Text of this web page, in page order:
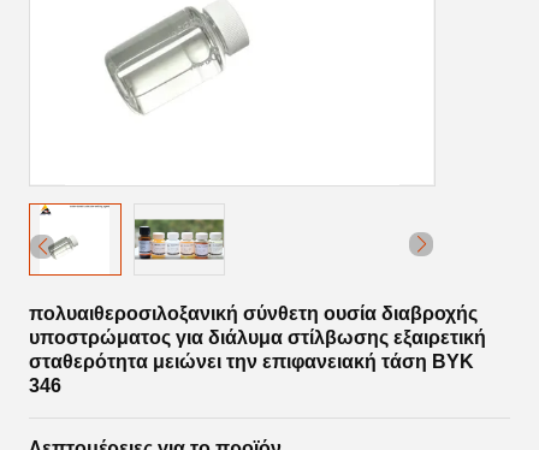
πολυαιθεροσιλοξανική σύνθετη ουσία διαβροχής
υποστρώματος για διάλυμα στίλβωσης εξαιρετική
σταθερότητα μειώνει την επιφανειακή τάση BYK
346